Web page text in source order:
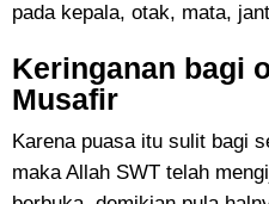
pada kepala, otak, mata,
Keringanan bagi
Musafir
Karena puasa itu sulit bagi
maka Allah SWT telah